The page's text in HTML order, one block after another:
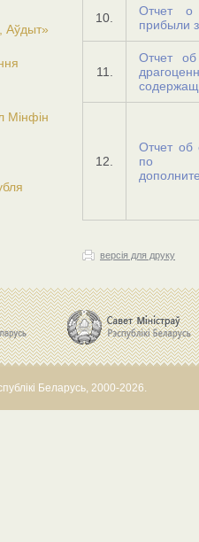
Аўдыт»
Мінфін
10.
Отчет о
прибыли
11.
Отчет об
12.
Отчет об
по
версія для друку
Беларусь, 2000-2026.